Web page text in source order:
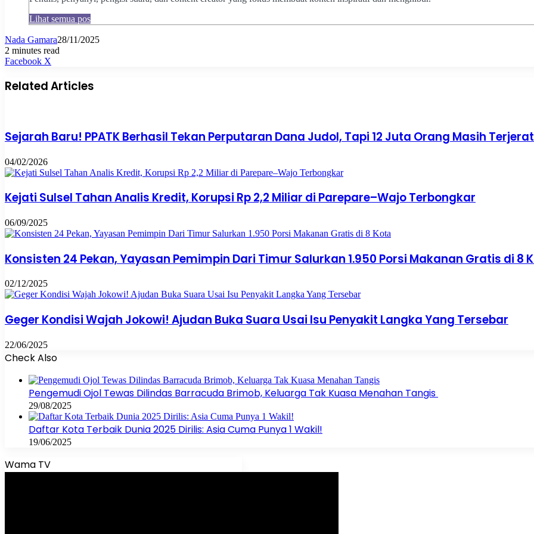
Lihat semua pos
Nada Gamara28/11/2025
2 minutes read
Facebook X
Email
Related Articles
Sejarah Baru! PPATK Berhasil Tekan Perputaran Dana Judol, Tapi 12 Juta Orang Masih Terjerat
04/02/2026
Kejati Sulsel Tahan Analis Kredit, Korupsi Rp 2,2 Miliar di Parepare–Wajo Terbongkar
06/09/2025
Konsisten 24 Pekan, Yayasan Pemimpin Dari Timur Salurkan 1.950 Porsi Makanan Gratis di 8
02/12/2025
Geger Kondisi Wajah Jokowi! Ajudan Buka Suara Usai Isu Penyakit Langka Yang Tersebar
22/06/2025
Check Also
Pengemudi Ojol Tewas Dilindas Barracuda Brimob, Keluarga Tak Kuasa Menahan Tangis
29/08/2025
Daftar Kota Terbaik Dunia 2025 Dirilis: Asia Cuma Punya 1 Wakil!
19/06/2025
Wama TV